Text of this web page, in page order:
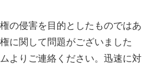
の侵害を目的としたものではあ
に関して問題がございました
よりご連絡ください。迅速に対